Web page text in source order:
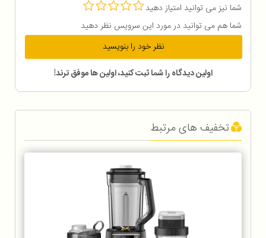
شما نیز می توانید امتیاز دهید
شما هم می توانید در مورد این سرویس نظر دهید
نظر خود را بنویسید
اولین دیدگاه را شما ثبت کنید، اولین ها موفق ترند!
تخفیف های مرتبط